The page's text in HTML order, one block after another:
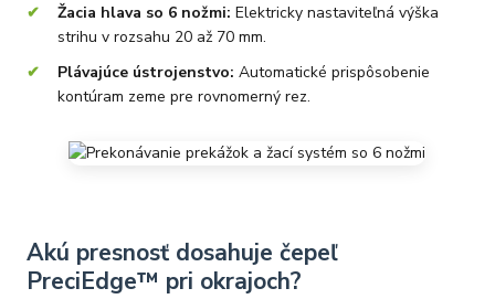
Žacia hlava so 6 nožmi: Elektricky nastaviteľná výška
strihu v rozsahu 20 až 70 mm.
Plávajúce ústrojenstvo: Automatické prispôsobenie
kontúram zeme pre rovnomerný rez.
Akú presnosť dosahuje čepeľ
PreciEdge™ pri okrajoch?